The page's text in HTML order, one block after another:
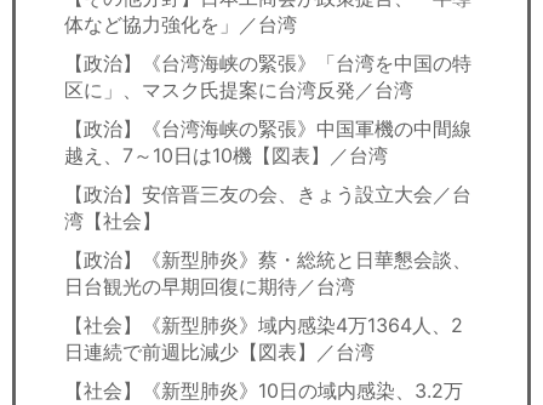
体など協力強化を」／台湾
【政治】《台湾海峡の緊張》「台湾を中国の特
区に」、マスク氏提案に台湾反発／台湾
【政治】《台湾海峡の緊張》中国軍機の中間線
越え、7～10日は10機【図表】／台湾
【政治】安倍晋三友の会、きょう設立大会／台
湾【社会】
【政治】《新型肺炎》蔡・総統と日華懇会談、
日台観光の早期回復に期待／台湾
【社会】《新型肺炎》域内感染4万1364人、2
日連続で前週比減少【図表】／台湾
【社会】《新型肺炎》10日の域内感染、3.2万